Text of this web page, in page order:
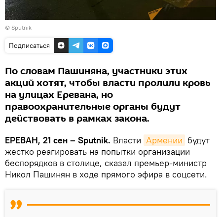
© Sputnik
Подписаться
По словам Пашиняна, участники этих
акций хотят, чтобы власти пролили кровь
на улицах Еревана, но
правоохранительные органы будут
действовать в рамках закона.
ЕРЕВАН, 21 сен – Sputnik. Власти Армении будут
жестко реагировать на попытки организации
беспорядков в столице, сказал премьер-министр
Никол Пашинян в ходе прямого эфира в соцсети.